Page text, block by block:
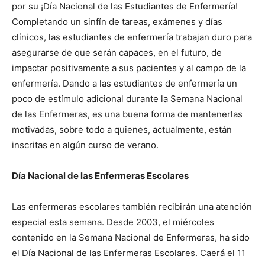
por su ¡Día Nacional de las Estudiantes de Enfermería!
Completando un sinfín de tareas, exámenes y días
clínicos, las estudiantes de enfermería trabajan duro para
asegurarse de que serán capaces, en el futuro, de
impactar positivamente a sus pacientes y al campo de la
enfermería. Dando a las estudiantes de enfermería un
poco de estímulo adicional durante la Semana Nacional
de las Enfermeras, es una buena forma de mantenerlas
motivadas, sobre todo a quienes, actualmente, están
inscritas en algún curso de verano.
Día Nacional de las Enfermeras Escolares
Las enfermeras escolares también recibirán una atención
especial esta semana. Desde 2003, el miércoles
contenido en la Semana Nacional de Enfermeras, ha sido
el Día Nacional de las Enfermeras Escolares. Caerá el 11